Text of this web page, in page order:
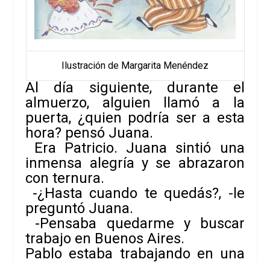
Ilustración de Margarita Menéndez
Al día siguiente, durante el
almuerzo, alguien llamó a la
puerta, ¿quien podría ser a esta
hora? pensó Juana.
Era Patricio. Juana sintió una
inmensa alegría y se abrazaron
con ternura.
-¿Hasta cuando te quedás?, -le
preguntó Juana.
-Pensaba quedarme y buscar
trabajo en Buenos Aires.
Pablo estaba trabajando en una